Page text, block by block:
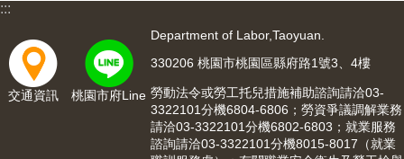
:::
交通資訊 桃園市府Line
Department of Labor,Taoyuan.
330206 桃園市桃園區縣府路1號3、4樓
勞動法令或勞工托兒措施補助諮詢請洽03-
3322101分機6804-6806；勞資爭議調解業務
請洽03-3322101分機6802-6803；就業服務
諮詢請洽03-3322101分機8015-8017（就業